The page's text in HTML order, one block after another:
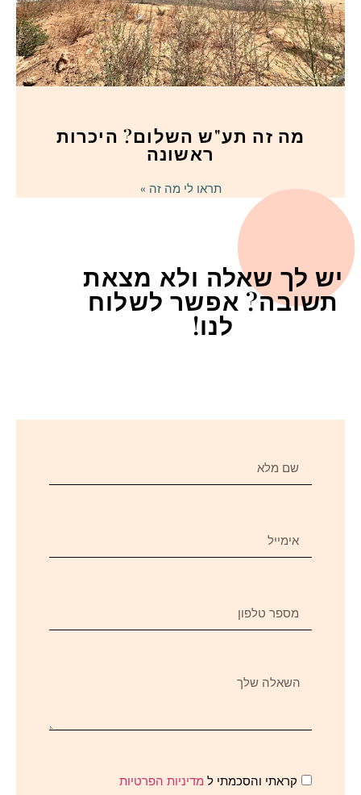
מה זה תע"ש השלום? היכרות
ראשונה
תראו לי מה זה »
יש לך שאלה ולא מצאת
תשובה? אפשר לשלוח
לנו!
קראתי והסכמתי ל מדיניות הפרטיות